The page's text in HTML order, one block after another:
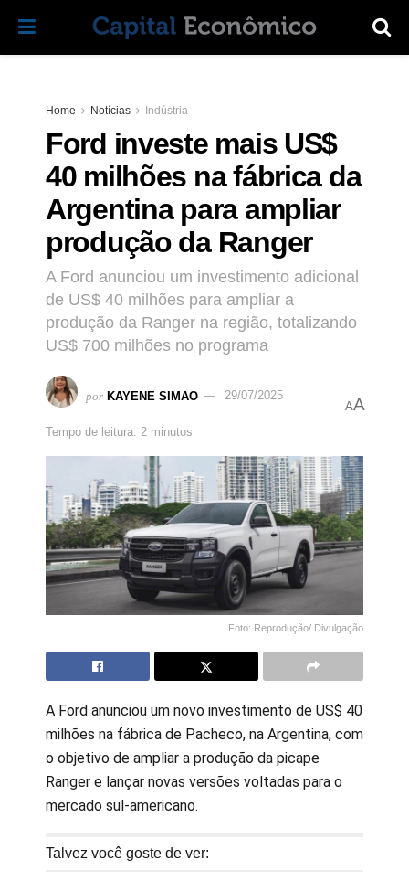
Home Notícias Indústria
Ford investe mais US$
40 milhões na fábrica da
Argentina para ampliar
produção da Ranger
A Ford anunciou um investimento adicional
de US$ 40 milhões para ampliar a
produção da Ranger na região, totalizando
US$ 700 milhões no programa
por KAYENE SIMAO 29/07/2025
Tempo de leitura: 2 minutos
AA
Foto: Reprodução/ Divulgação
A Ford anunciou um novo investimento de US$ 40
milhões na fábrica de Pacheco, na Argentina, com
o objetivo de ampliar a produção da picape
Ranger e lançar novas versões voltadas para o
mercado sul-americano.
Talvez você goste de ver: